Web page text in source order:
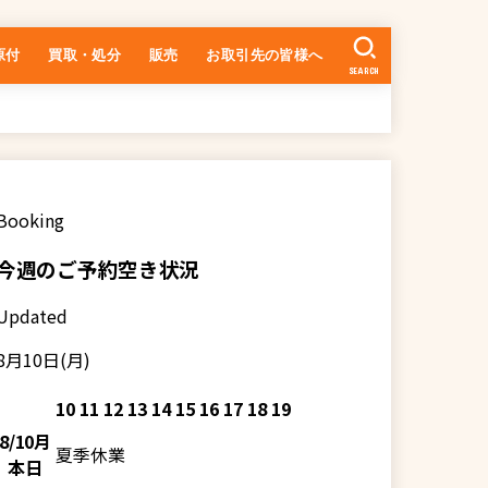
付 買取・処分 販売 お取引先の皆様へ
SEARCH